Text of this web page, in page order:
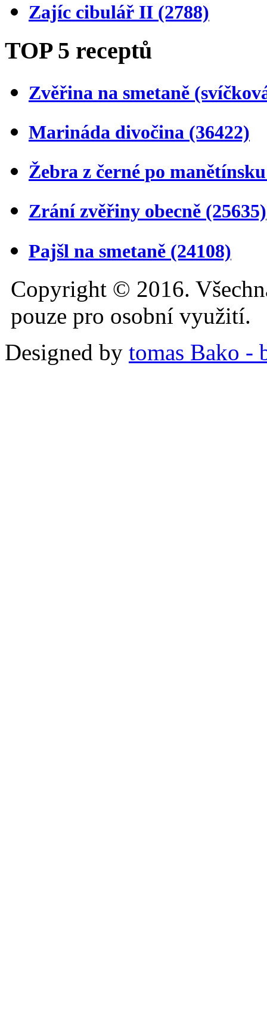
Zajíc cibulář II (2788)
TOP 5 receptů
Zvěřina na smetaně
Marináda divočina (36422)
Žebra z černé po
Zrání zvěřiny obecně (25635)
Pajšl na smetaně (24108)
Copyright © 2016.
pouze pro osobní využití.
Designed by tomas Bako -